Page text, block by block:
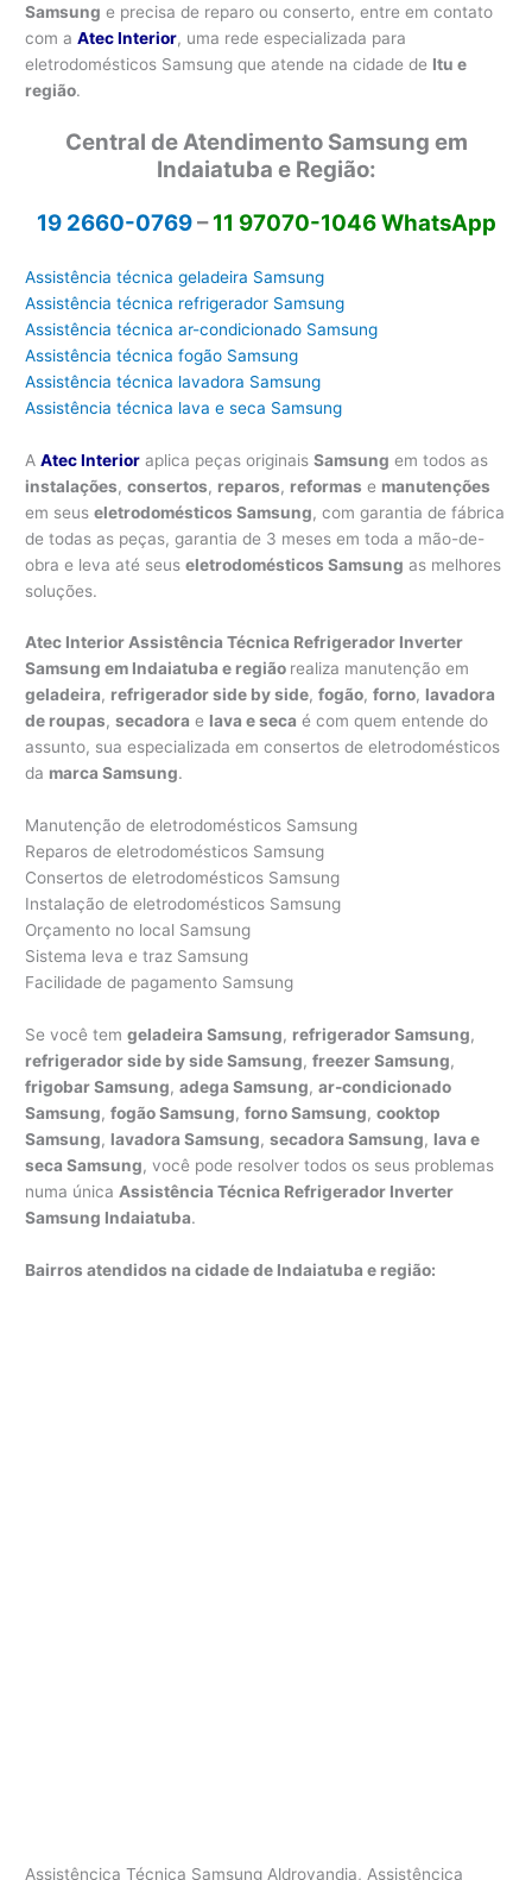
Samsung e precisa de reparo ou conserto, entre em contato
com aAtec Interior, uma rede especializada para
eletrodomésticos Samsung que atende na cidade de Itu e
região.
Central de Atendimento Samsung em
Indaiatuba e Região:
19 2660-0769–11 97070-1046 WhatsApp
Assistência técnica geladeira Samsung
Assistência técnica refrigerador Samsung
Assistência técnica ar-condicionado Samsung
Assistência técnica fogão Samsung
Assistência técnica lavadora Samsung
Assistência técnica lava e seca Samsung
A Atec Interior aplica peças originaisSamsung em todos as
instalações,consertos, reparos, reformas e manutenções
em seuseletrodomésticos Samsung, com garantia de fábrica
de todas as peças, garantia de 3 meses em toda a mão-de-
obra e leva até seuseletrodomésticos Samsung as melhores
soluções.
Atec Interior Assistência Técnica Refrigerador Inverter
Samsung em Indaiatuba e região realiza manutenção em
geladeira, refrigerador side by side,fogão,forno, lavadora
de roupas,secadora e lava e seca é com quem entende do
assunto, sua especializada em consertos de eletrodomésticos
da marca Samsung.
Manutenção de eletrodomésticos Samsung
Reparos de eletrodomésticos Samsung
Consertos de eletrodomésticos Samsung
Instalação de eletrodomésticos Samsung
Orçamento no local Samsung
Sistema leva e traz Samsung
Facilidade de pagamento Samsung
Se você temgeladeira Samsung, refrigerador Samsung,
refrigerador side by side Samsung,freezer Samsung,
frigobar Samsung,adega Samsung,ar-condicionado
Samsung,fogão Samsung,forno Samsung,cooktop
Samsung, lavadora Samsung,secadora Samsung, lava e
seca Samsung, você pode resolver todos os seus problemas
numa únicaAssistência Técnica Refrigerador Inverter
Samsung Indaiatuba.
Bairros atendidos na cidade de Indaiatuba e região:
Assistêncica Técnica Samsung Aldrovandia, Assistêncica